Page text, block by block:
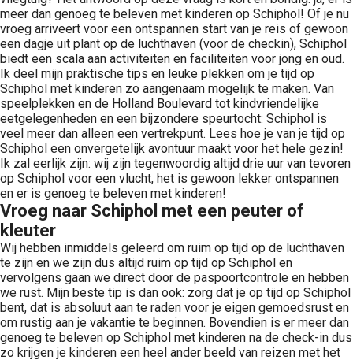
meer dan genoeg te beleven met kinderen op Schiphol! Of je nu
vroeg arriveert voor een ontspannen start van je reis of gewoon
een dagje uit plant op de luchthaven (voor de checkin), Schiphol
biedt een scala aan activiteiten en faciliteiten voor jong en oud.
Ik deel mijn praktische tips en leuke plekken om je tijd op
Schiphol met kinderen zo aangenaam mogelijk te maken. Van
speelplekken en de Holland Boulevard tot kindvriendelijke
eetgelegenheden en een bijzondere speurtocht: Schiphol is
veel meer dan alleen een vertrekpunt. Lees hoe je van je tijd op
Schiphol een onvergetelijk avontuur maakt voor het hele gezin!
Ik zal eerlijk zijn: wij zijn tegenwoordig altijd drie uur van tevoren
op Schiphol voor een vlucht, het is gewoon lekker ontspannen
en er is genoeg te beleven met kinderen!
Vroeg naar Schiphol met een peuter of
kleuter
Wij hebben inmiddels geleerd om ruim op tijd op de luchthaven
te zijn en we zijn dus altijd ruim op tijd op Schiphol en
vervolgens gaan we direct door de paspoortcontrole en hebben
we rust. Mijn beste tip is dan ook: zorg dat je op tijd op Schiphol
bent, dat is absoluut aan te raden voor je eigen gemoedsrust en
om rustig aan je vakantie te beginnen. Bovendien is er meer dan
genoeg te beleven op Schiphol met kinderen na de check-in dus
zo krijgen je kinderen een heel ander beeld van reizen met het